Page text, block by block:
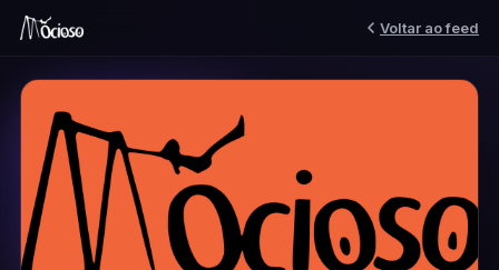
Voltar ao feed